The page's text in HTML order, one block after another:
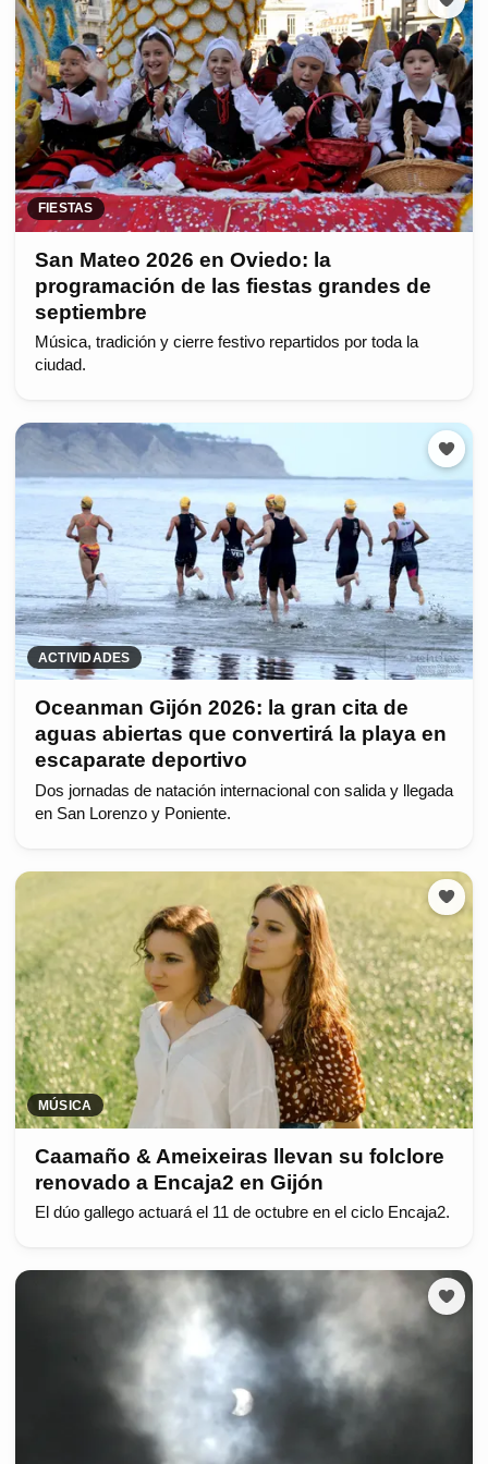
FIESTAS
San Mateo 2026 en Oviedo: la
programación de las fiestas grandes de
septiembre
Música, tradición y cierre festivo repartidos por toda la
ciudad.
ACTIVIDADES
Oceanman Gijón 2026: la gran cita de
aguas abiertas que convertirá la playa en
escaparate deportivo
Dos jornadas de natación internacional con salida y llegada
en San Lorenzo y Poniente.
MÚSICA
Caamaño & Ameixeiras llevan su folclore
renovado a Encaja2 en Gijón
El dúo gallego actuará el 11 de octubre en el ciclo Encaja2.